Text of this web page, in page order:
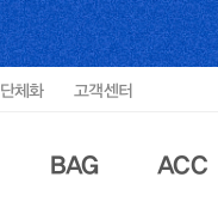
단체화 고객센터
BAG ACC